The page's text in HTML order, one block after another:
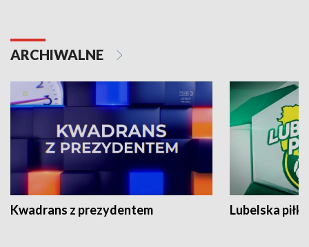
ARCHIWALNE
Kwadrans z prezydentem Lubelska piłka